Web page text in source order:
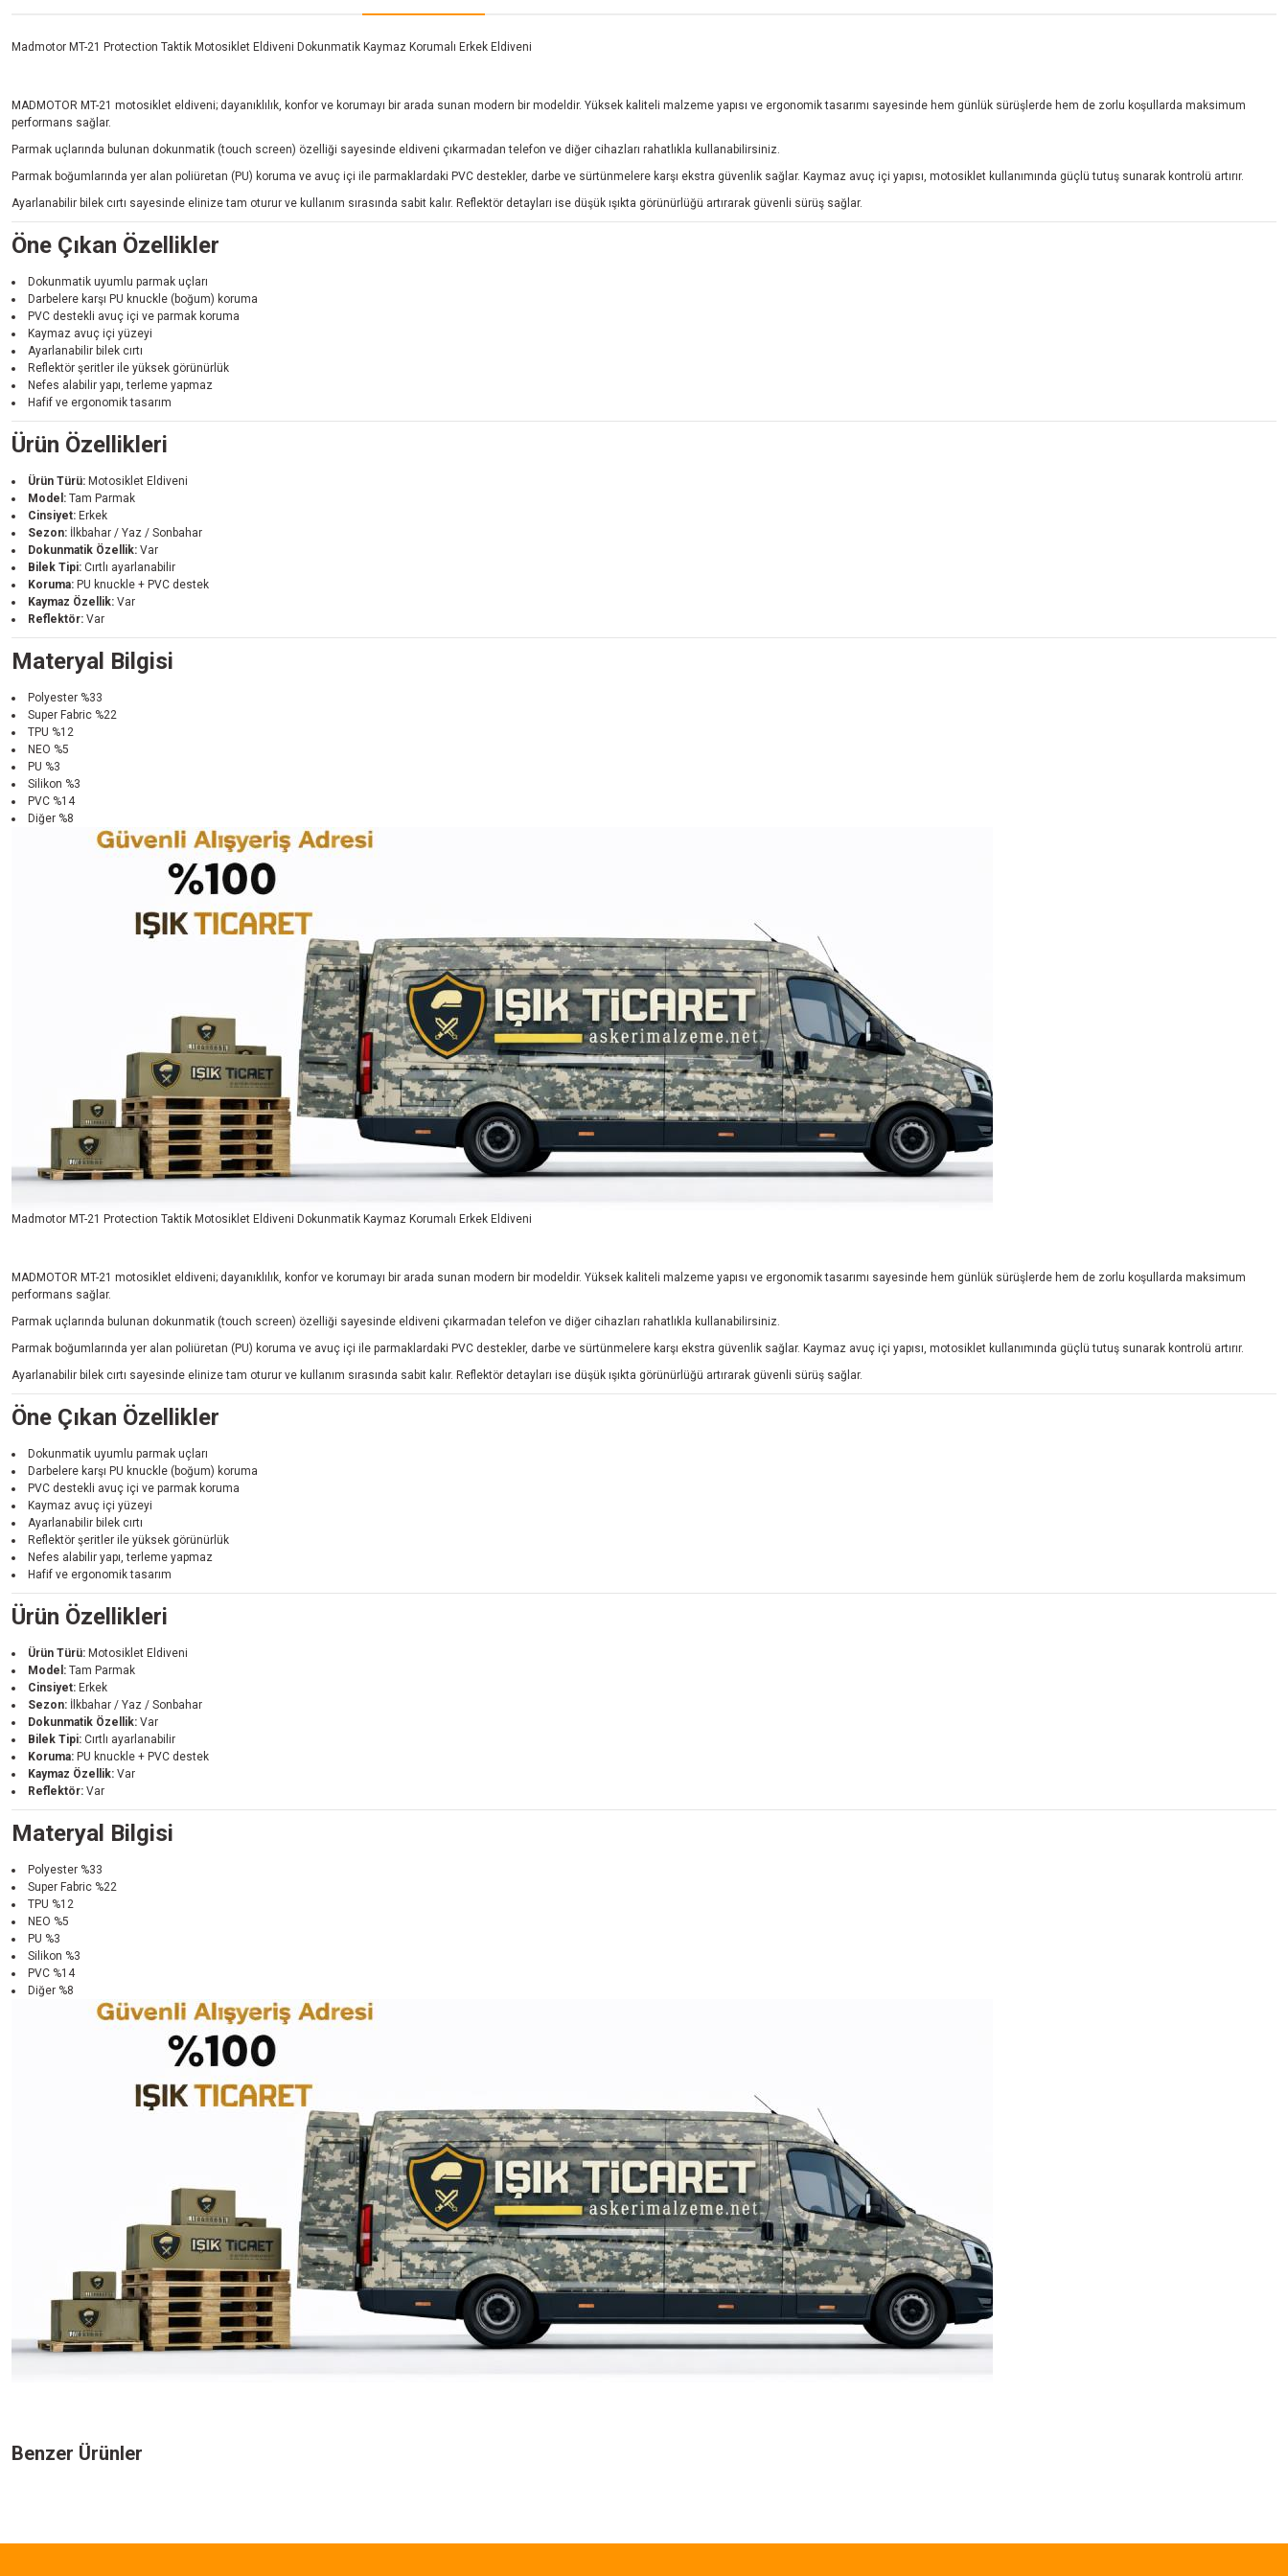
Madmotor MT-21 Protection Taktik Motosiklet Eldiveni Dokunmatik Kaymaz Korumalı Erkek Eldiveni
MADMOTOR MT-21 motosiklet eldiveni; dayanıklılık, konfor ve korumayı bir arada sunan modern bir modeldir. Yüksek kaliteli malzeme yapısı ve ergonomik tasarımı sayesinde hem günlük sürüşlerde hem de zorlu koşullarda maksimum
performans sağlar.
Parmak uçlarında bulunan dokunmatik (touch screen) özelliği sayesinde eldiveni çıkarmadan telefon ve diğer cihazları rahatlıkla kullanabilirsiniz.
Parmak boğumlarında yer alan poliüretan (PU) koruma ve avuç içi ile parmaklardaki PVC destekler, darbe ve sürtünmelere karşı ekstra güvenlik sağlar. Kaymaz avuç içi yapısı, motosiklet kullanımında güçlü tutuş sunarak kontrolü artırır.
Ayarlanabilir bilek cırtı sayesinde elinize tam oturur ve kullanım sırasında sabit kalır. Reflektör detayları ise düşük ışıkta görünürlüğü artırarak güvenli sürüş sağlar.
Öne Çıkan Özellikler
Dokunmatik uyumlu parmak uçları
Darbelere karşı PU knuckle (boğum) koruma
PVC destekli avuç içi ve parmak koruma
Kaymaz avuç içi yüzeyi
Ayarlanabilir bilek cırtı
Reflektör şeritler ile yüksek görünürlük
Nefes alabilir yapı, terleme yapmaz
Hafif ve ergonomik tasarım
Ürün Özellikleri
Ürün Türü: Motosiklet Eldiveni
Model: Tam Parmak
Cinsiyet: Erkek
Sezon: İlkbahar / Yaz / Sonbahar
Dokunmatik Özellik: Var
Bilek Tipi: Cırtlı ayarlanabilir
Koruma: PU knuckle + PVC destek
Kaymaz Özellik: Var
Reflektör: Var
Materyal Bilgisi
Polyester %33
Super Fabric %22
TPU %12
NEO %5
PU %3
Silikon %3
PVC %14
Diğer %8
Madmotor MT-21 Protection Taktik Motosiklet Eldiveni Dokunmatik Kaymaz Korumalı Erkek Eldiveni
MADMOTOR MT-21 motosiklet eldiveni; dayanıklılık, konfor ve korumayı bir arada sunan modern bir modeldir. Yüksek kaliteli malzeme yapısı ve ergonomik tasarımı sayesinde hem günlük sürüşlerde hem de zorlu koşullarda maksimum
performans sağlar.
Parmak uçlarında bulunan dokunmatik (touch screen) özelliği sayesinde eldiveni çıkarmadan telefon ve diğer cihazları rahatlıkla kullanabilirsiniz.
Parmak boğumlarında yer alan poliüretan (PU) koruma ve avuç içi ile parmaklardaki PVC destekler, darbe ve sürtünmelere karşı ekstra güvenlik sağlar. Kaymaz avuç içi yapısı, motosiklet kullanımında güçlü tutuş sunarak kontrolü artırır.
Ayarlanabilir bilek cırtı sayesinde elinize tam oturur ve kullanım sırasında sabit kalır. Reflektör detayları ise düşük ışıkta görünürlüğü artırarak güvenli sürüş sağlar.
Öne Çıkan Özellikler
Dokunmatik uyumlu parmak uçları
Darbelere karşı PU knuckle (boğum) koruma
PVC destekli avuç içi ve parmak koruma
Kaymaz avuç içi yüzeyi
Ayarlanabilir bilek cırtı
Reflektör şeritler ile yüksek görünürlük
Nefes alabilir yapı, terleme yapmaz
Hafif ve ergonomik tasarım
Ürün Özellikleri
Ürün Türü: Motosiklet Eldiveni
Model: Tam Parmak
Cinsiyet: Erkek
Sezon: İlkbahar / Yaz / Sonbahar
Dokunmatik Özellik: Var
Bilek Tipi: Cırtlı ayarlanabilir
Koruma: PU knuckle + PVC destek
Kaymaz Özellik: Var
Reflektör: Var
Materyal Bilgisi
Polyester %33
Super Fabric %22
TPU %12
NEO %5
PU %3
Silikon %3
PVC %14
Diğer %8
Benzer Ürünler